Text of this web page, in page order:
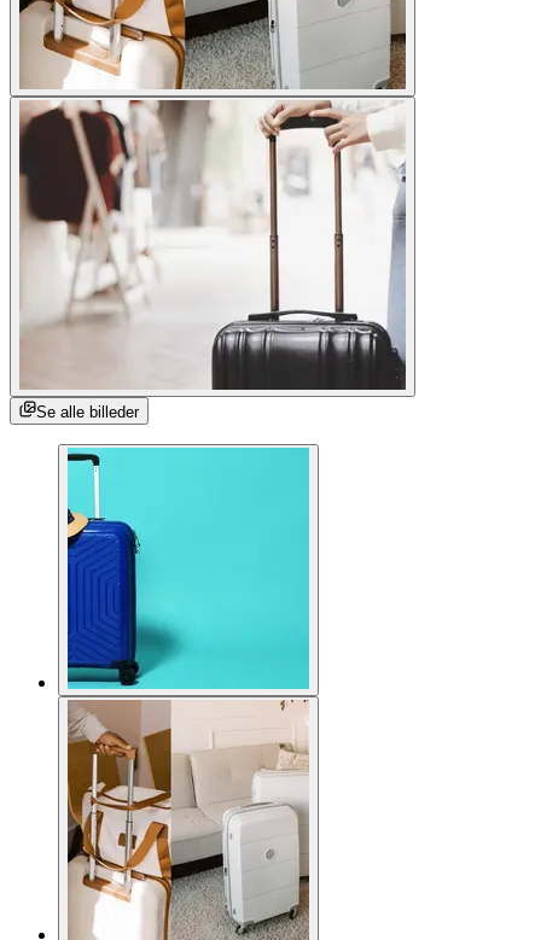
Se alle billeder